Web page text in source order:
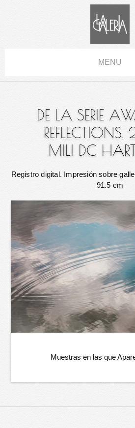
MENU
DE LA SERIE
MILI DC
Registro digital. Impresión sobre
91.5 cm
Muestras en las que